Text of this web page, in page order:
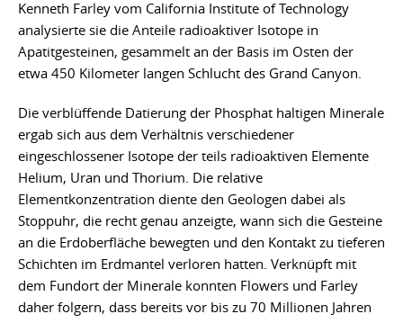
Kenneth Farley vom California Institute of Technology
analysierte sie die Anteile radioaktiver Isotope in
Apatitgesteinen, gesammelt an der Basis im Osten der
etwa 450 Kilometer langen Schlucht des Grand Canyon.
Die verblüffende Datierung der Phosphat haltigen Minerale
ergab sich aus dem Verhältnis verschiedener
eingeschlossener Isotope der teils radioaktiven Elemente
Helium, Uran und Thorium. Die relative
Elementkonzentration diente den Geologen dabei als
Stoppuhr, die recht genau anzeigte, wann sich die Gesteine
an die Erdoberfläche bewegten und den Kontakt zu tieferen
Schichten im Erdmantel verloren hatten. Verknüpft mit
dem Fundort der Minerale konnten Flowers und Farley
daher folgern, dass bereits vor bis zu 70 Millionen Jahren